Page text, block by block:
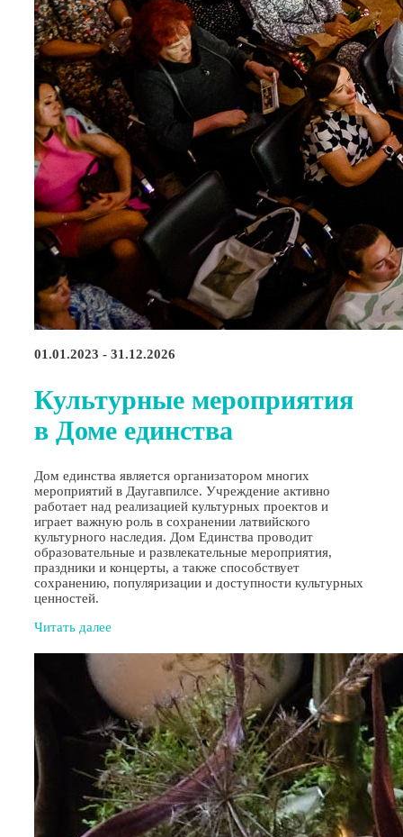
01.01.2023 - 31.12.2026
Культурные мероприятия
в Доме единства
Дом единства является организатором многих
мероприятий в Даугавпилсе. Учреждение активно
работает над реализацией культурных проектов и
играет важную роль в сохранении латвийского
культурного наследия. Дом Единства проводит
образовательные и развлекательные мероприятия,
праздники и концерты, а также способствует
сохранению, популяризации и доступности культурных
ценностей.
Читать далее